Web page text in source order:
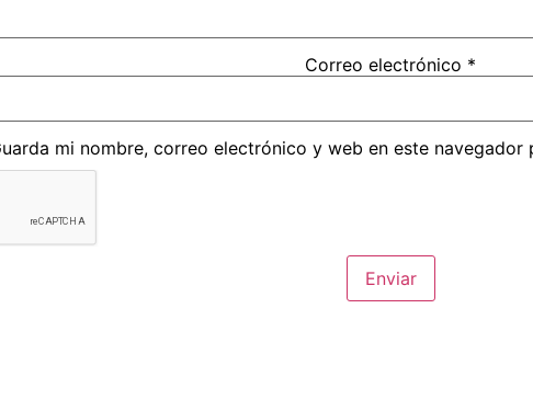
Correo electrónico *
mi nombre, correo electrónico y web en este